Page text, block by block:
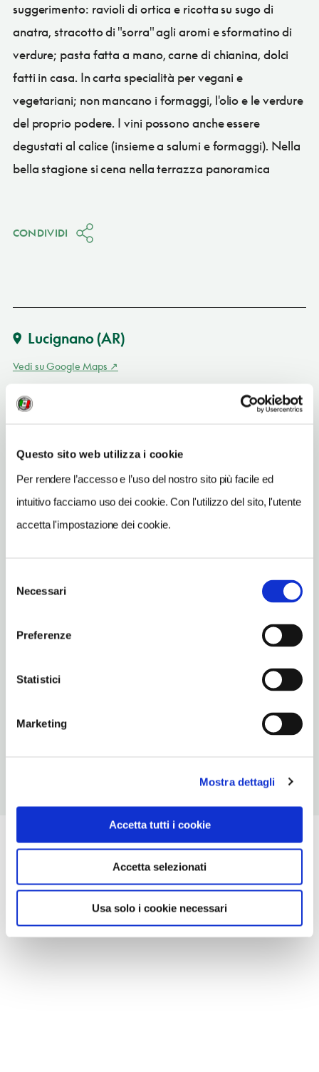
Questo sito web utilizza i cookie
Per rendere l’accesso e l’uso del nostro sito più facile ed
intuitivo facciamo uso dei cookie. Con l'utilizzo del sito, l'utente
accetta l'impostazione dei cookie.
delNecessari
Preferenze
Statistici
Marketing
Mostra dettagli
Accetta tutti i cookie
Accetta selezionati
Usa solo i cookie necessari
suggerimento: ravioli di ortica e ricotta su sugo di
anatra, stracotto di "sorra" agli aromi e sformatino di
verdure; pasta fatta a mano, carne di chianina, dolci
fatti in casa. In carta specialità per vegani e
vegetariani; non mancano i formaggi, l'olio e le verdure
del proprio podere. I vini possono anche essere
degustati al calice (insieme a salumi e formaggi). Nella
bella stagione si cena nella terrazza panoramica
CONDIVIDI
Lucignano(AR)
Vedi su Google Maps
INDIRIZZO
Toscana IT
SITO WEB
www.ilgoccino.it
INDIRIZZO EMAIL
0575836707
carne,toscana
50
Chiusura: novembre chiuso periodo variabile